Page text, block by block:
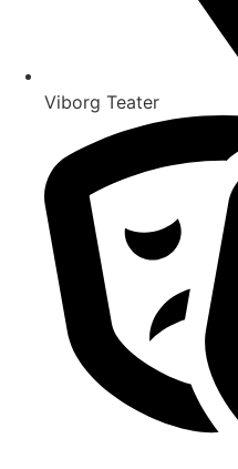
Viborg Teater